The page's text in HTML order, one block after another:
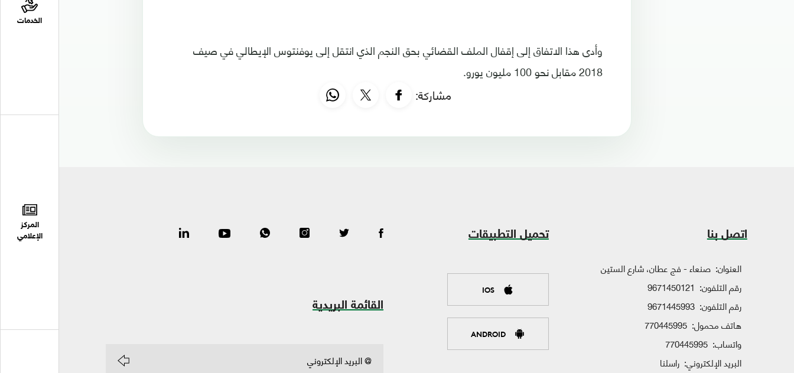
الخدمات
المركز
الإعلامي
وأدى هذا الاتفاق إلى إقفال الملف القضائي بحق النجم الذي انتقل إلى يوفنتوس الإيطالي في صيف
2018 مقابل نحو 100 مليون يورو.
مشاركة:
اتصل بنا
العنوان: صنعاء - فج عطان، شارع الستين
رقم التلفون: 9671450121
رقم التلفون: 9671445993
هاتف محمول: 770445995
واتساب: 770445995
البريد الإلكتروني: راسلنا
تحميل التطبيقات
IOS
ANDROID
القائمة البريدية